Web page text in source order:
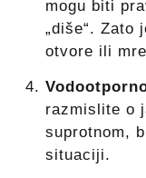
mogu biti
„diše“. Zato
otvore ili
razmislite o
suprotnom,
situaciji.